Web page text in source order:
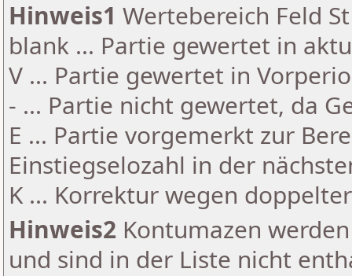
Hinweis1 Wertebereich Feld
blank ... Partie gewertet in
V ... Partie gewertet in
- ... Partie nicht gewertet, da
E ... Partie vorgemerkt zur
Einstiegselozahl in der
K ... Korrektur wegen
Hinweis2 Kontumazen
und sind in der Liste nicht